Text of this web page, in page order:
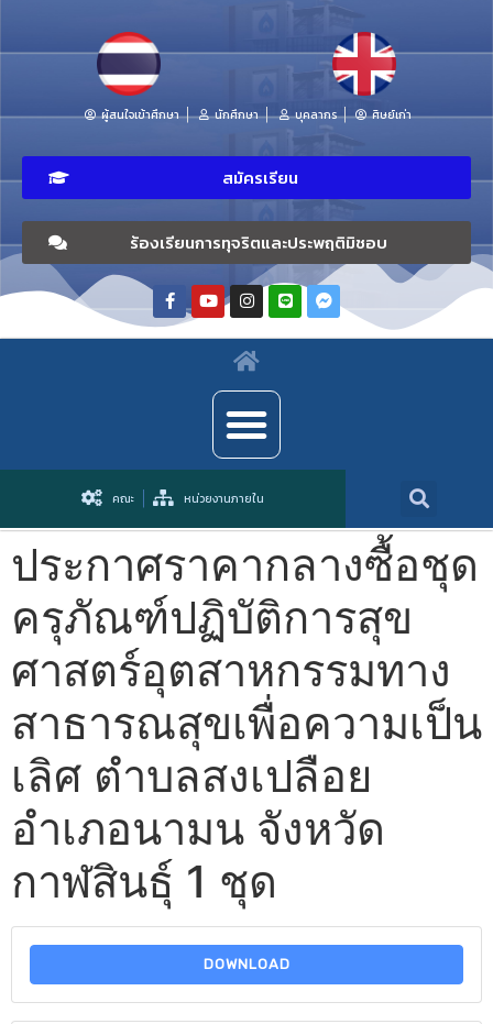
ผู้สนใจเข้าศึกษา นักศึกษา บุคลากร ศิษย์เก่า
สมัครเรียน
ร้องเรียนการทุจริตและประพฤติมิชอบ
คณะ หน่วยงานภายใน
ประกาศราคากลางซื้อชุด
ครุภัณฑ์ปฏิบัติการสุข
ศาสตร์อุตสาหกรรมทาง
สาธารณสุขเพื่อความเป็น
เลิศ ตำบลสงเปลือย
อำเภอนามน จังหวัด
กาฬสินธุ์ 1 ชุด
DOWNLOAD